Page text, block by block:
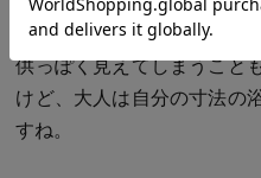
浴衣って裄が短くてもいい
供っぽく見えてしまうこと
けど、大人は自分の寸法の
すね。